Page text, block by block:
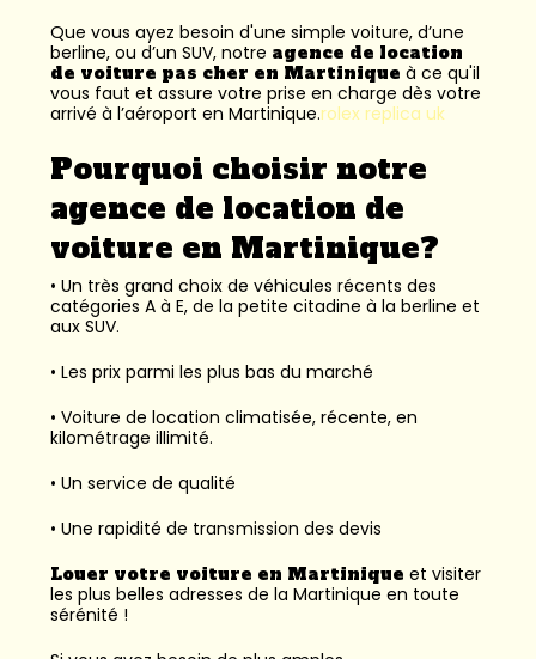
Que vous ayez besoin d'une simple voiture, d’une
berline, ou d’un SUV, notre agence de location
de voiture pas cher en Martinique à ce qu'il
vous faut et assure votre prise en charge dès votre
arrivé à l’aéroport en Martinique.rolex replica uk
Pourquoi choisir notre
agence de location de
voiture en Martinique?
• Un très grand choix de véhicules récents des
catégories A à E, de la petite citadine à la berline et
aux SUV.
• Les prix parmi les plus bas du marché
• Voiture de location climatisée, récente, en
kilométrage illimité.
• Un service de qualité
• Une rapidité de transmission des devis
Louer votre voiture en Martinique et visiter
les plus belles adresses de la Martinique en toute
sérénité !